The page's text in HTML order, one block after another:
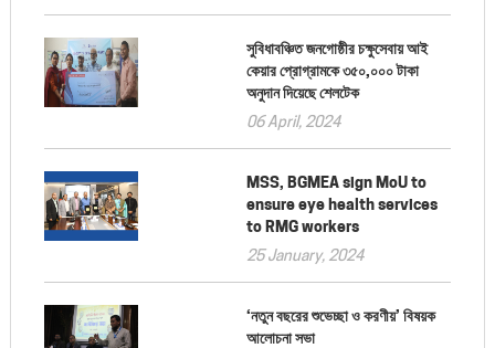
সুবিধাবঞ্চিত জনগোষ্ঠীর চক্ষুসেবায় আই
কেয়ার প্রোগ্রামকে ৩৫০,০০০ টাকা
অনুদান দিয়েছে শেলটেক
06 April, 2024
MSS, BGMEA sign MoU to
ensure eye health services
to RMG workers
25 January, 2024
‘নতুন বছরের শুভেচ্ছা ও করণীয়’ বিষয়ক
আলোচনা সভা